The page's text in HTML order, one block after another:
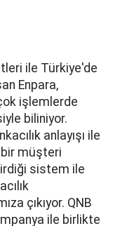
ile Türkiye'de
Enpara,
işlemlerde
biliniyor.
anlayışı ile
bir müşteri
sistem ile
çıkıyor. QNB
ile birlikte